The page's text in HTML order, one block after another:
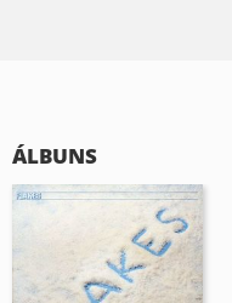
ÁLBUNS